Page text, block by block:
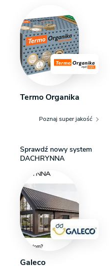
Termo Organika
Poznaj super jakość
Sprawdź nowy system
DACHRYNNA
Galeco